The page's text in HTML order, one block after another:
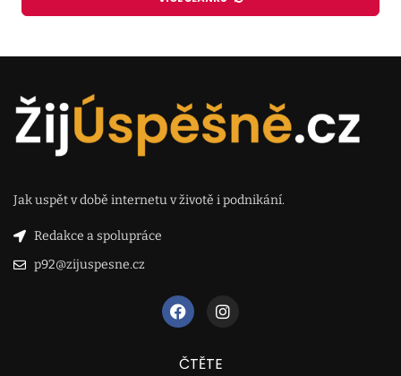
Jak uspět v době internetu v životě i podnikání.
Redakce a spolupráce
p92@zijuspesne.cz
ČTĚTE